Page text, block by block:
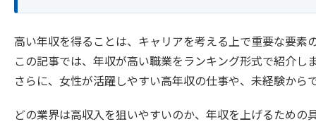
高い年収を得ることは、キャリアを考える上で重要な要素
この記事では、年収が高い職業をランキング形式で紹介し
さらに、女性が活躍しやすい高年収の仕事や、未経験か
どの業界は高収入を狙いやすいのか、年収を上げるため